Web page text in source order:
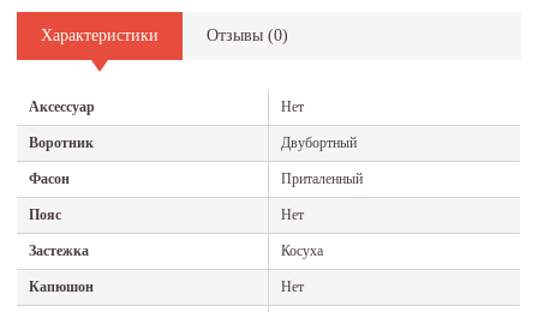
Характеристики Отзывы (0)
Аксессуар Нет
Воротник Двубортный
Фасон Приталенный
Пояс Нет
Застежка Косуха
Капюшон Нет